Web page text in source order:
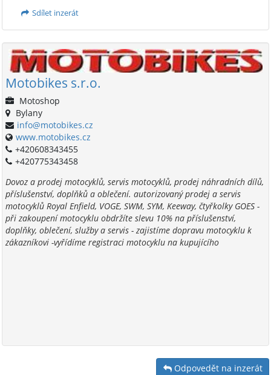
Sdílet inzerát
Motobikes s.r.o.
Motoshop
Bylany
info@motobikes.cz
www.motobikes.cz
+420608343455
+420775343458
Dovoz a prodej motocyklů, servis motocyklů, prodej náhradních dílů,
příslušenství, doplňků a oblečení. autorizovaný prodej a servis
motocyklů Royal Enfield, VOGE, SWM, SYM, Keeway, čtyřkolky GOES -
při zakoupení motocyklu obdržíte slevu 10% na příslušenství,
doplňky, oblečení, služby a servis - zajistíme dopravu motocyklu k
zákazníkovi -vyřídíme registraci motocyklu na kupujícího
Odpovedět na inzerát